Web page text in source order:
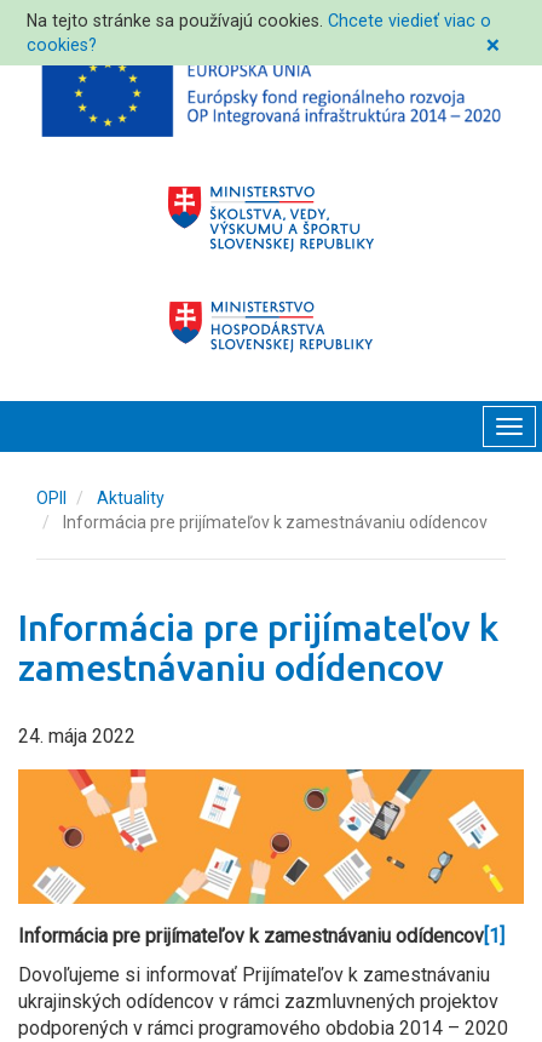
Na tejto stránke sa používajú cookies.Chcete viedieť viac o
cookies?
❌
OPII
Aktuality
Informácia pre prijímateľov k zamestnávaniu odídencov
Informácia pre prijímateľov k
zamestnávaniu odídencov
24. mája 2022
Informácia pre prijímateľov k zamestnávaniu odídencov [1]
Dovoľujeme si informovať Prijímateľov k zamestnávaniu
ukrajinských odídencov v rámci zazmluvnených projektov
podporených v rámci programového obdobia 2014 – 2020